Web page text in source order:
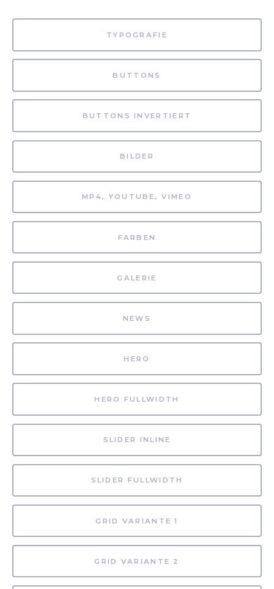
TYPOGRAFIE
BUTTONS
BUTTONS INVERTIERT
BILDER
MP4, YOUTUBE, VIMEO
FARBEN
GALERIE
NEWS
HERO
HERO FULLWIDTH
SLIDER INLINE
SLIDER FULLWIDTH
GRID VARIANTE 1
GRID VARIANTE 2